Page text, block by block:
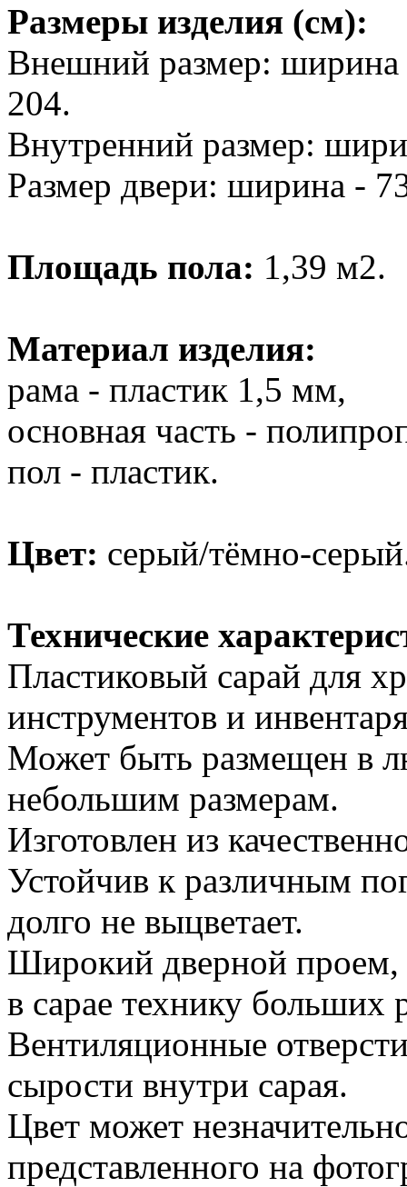
Размеры изделия (см):
Внешний размер: ширина
204.
Внутренний размер:
Размер двери: ширина -
Площадь пола: 1,39 м2.
Материал изделия:
рама - пластик 1,5 мм,
основная часть -
пол - пластик.
Цвет: серый/тёмно-
Технические
Пластиковый сарай для
инструментов и
Может быть размещен в
небольшим размерам.
Изготовлен из
Устойчив к различным
долго не выцветает.
Широкий дверной проем,
в сарае технику больших
Вентиляционные
сырости внутри сарая.
Цвет может
представленного на